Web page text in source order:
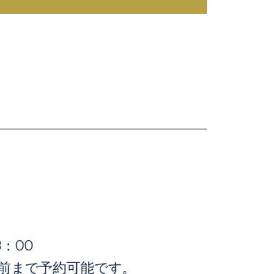
：00
で予約可能です。